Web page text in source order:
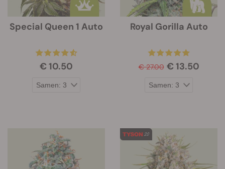
Special Queen 1 Auto
€ 10.50
Royal Gorilla Auto
€ 27.00 € 13.50